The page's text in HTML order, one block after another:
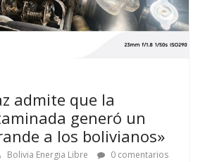
admite que la
generó un
a los bolivianos»
Bolivia Energia Libre 0 comentarios